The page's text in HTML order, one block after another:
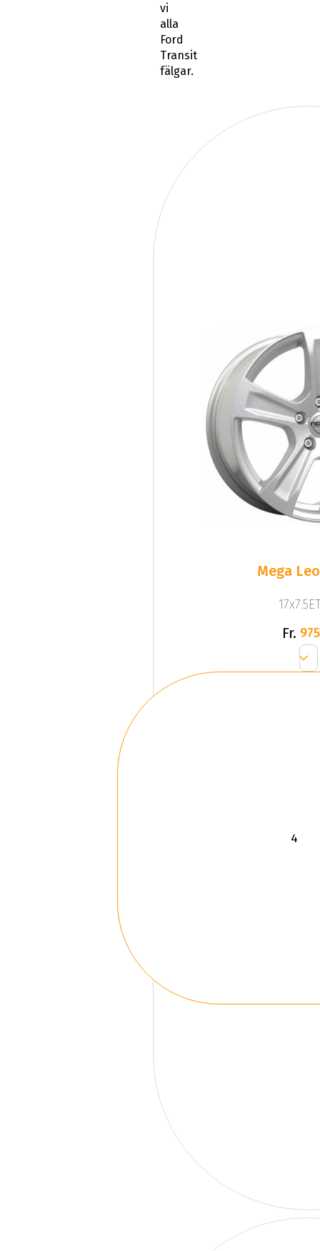
vi
alla
Ford
Transit
fälgar.
Mega
Fr.